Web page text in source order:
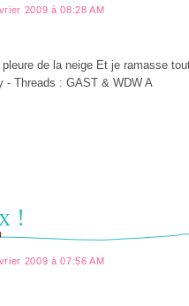
2009 à 08:28 AM
de la neige Et je ramasse
- Threads : GAST & WDW A
!
2009 à 07:56 AM